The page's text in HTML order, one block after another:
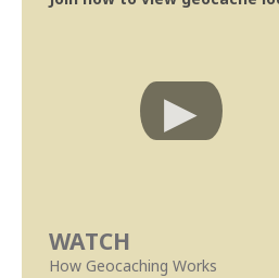
WATCH
How Geocaching Works